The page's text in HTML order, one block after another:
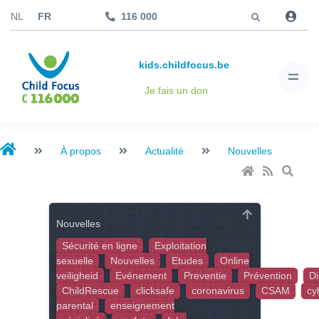
NL FR 116 000
kids.childfocus.be
Je fais un don
À propos Actualité Nouvelles
Nouvelles
Sécurité en ligne
Exploitation
sexuelle
Nouvelles Etudes
Online
veiligheid
Evénement Preventie Prévention
ChildRescue
clicksafe coronavirus CSAM
parental
enseignement